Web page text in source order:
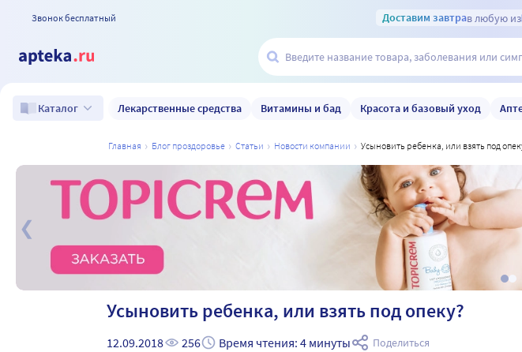
Звонок бесплатный Доставим завтрав любую из
Каталог Лекарственные средства Витамины и бад Красота и базовый уход
главная блог проздоровье статьи новости компании усыновить ребенка, или взять под
Усыновить ребенка, или взять под опеку?
12.09.2018 256 Время чтения: 4 минуты Поделиться